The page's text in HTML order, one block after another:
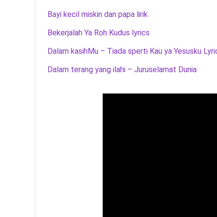
Bayi kecil miskin dan papa lirik
Bekerjalah Ya Roh Kudus lyrics
Dalam kasihMu – Tiada sperti Kau ya Yesusku
Dalam terang yang ilahi – Juruselamat Dunia